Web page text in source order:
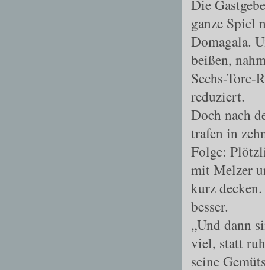
Die
ganze Spiel
Domagala.
beißen,
Sechs-Tore-
reduziert.
Doch nach
trafen in
Folge:
mit Melzer
kurz
besser.
„Und dann
viel, statt
seine